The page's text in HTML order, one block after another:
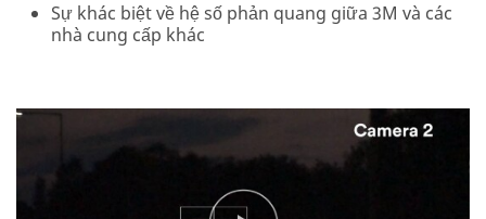
Sự khác biệt về hệ số phản quang giữa 3M và các
nhà cung cấp khác